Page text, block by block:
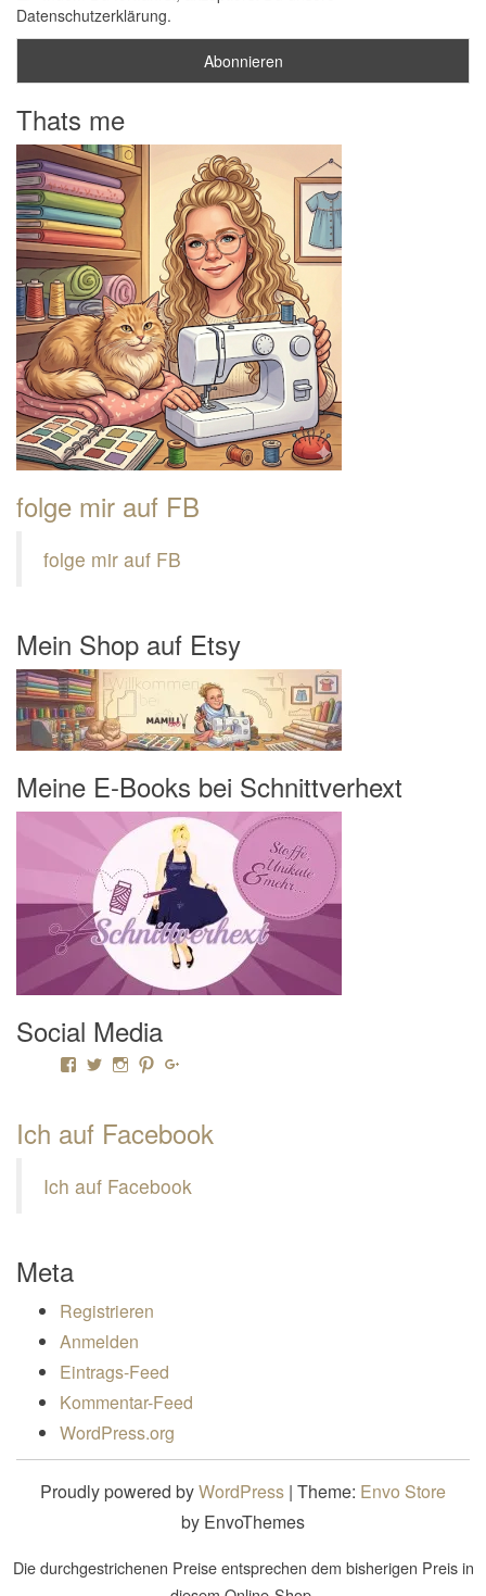
Datenschutzerklärung.
Thats me
folge mir auf FB
folge mir auf FB
Mein Shop auf Etsy
Meine E-Books bei Schnittverhext
Social Media
Ich auf Facebook
Ich auf Facebook
Meta
Registrieren
Anmelden
Eintrags-Feed
Kommentar-Feed
WordPress.org
Proudly powered byWordPress | Theme: Envo Store
by EnvoThemes
Die durchgestrichenen Preise entsprechen dem bisherigen Preis in